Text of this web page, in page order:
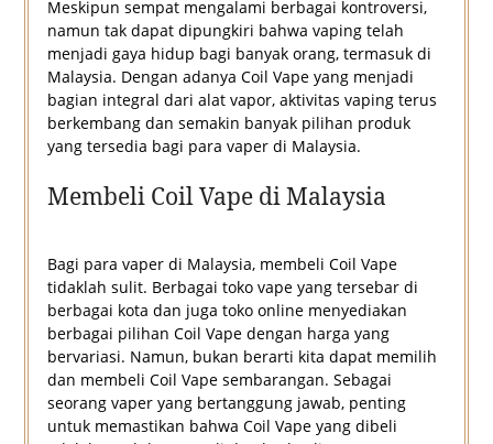
Meskipun sempat mengalami berbagai kontroversi,
namun tak dapat dipungkiri bahwa vaping telah
menjadi gaya hidup bagi banyak orang, termasuk di
Malaysia. Dengan adanya Coil Vape yang menjadi
bagian integral dari alat vapor, aktivitas vaping terus
berkembang dan semakin banyak pilihan produk
yang tersedia bagi para vaper di Malaysia.
Membeli Coil Vape di Malaysia
Bagi para vaper di Malaysia, membeli Coil Vape
tidaklah sulit. Berbagai toko vape yang tersebar di
berbagai kota dan juga toko online menyediakan
berbagai pilihan Coil Vape dengan harga yang
bervariasi. Namun, bukan berarti kita dapat memilih
dan membeli Coil Vape sembarangan. Sebagai
seorang vaper yang bertanggung jawab, penting
untuk memastikan bahwa Coil Vape yang dibeli